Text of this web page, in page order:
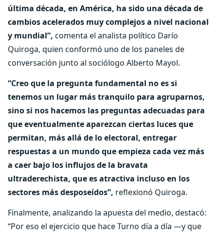
última década, en América, ha sido una década de
cambios acelerados muy complejos a nivel nacional
y mundial”, comenta el analista político Darío
Quiroga, quien conformó uno de los paneles de
conversación junto al sociólogo Alberto Mayol.
“Creo que la pregunta fundamental no es si
tenemos un lugar más tranquilo para agruparnos,
sino si nos hacemos las preguntas adecuadas para
que eventualmente aparezcan ciertas luces que
permitan, más allá de lo electoral, entregar
respuestas a un mundo que empieza cada vez más
a caer bajo los influjos de la bravata
ultraderechista, que es atractiva incluso en los
sectores más desposeídos”, reflexionó Quiroga.
Finalmente, analizando la apuesta del medio, destacó:
“Por eso el ejercicio que hace Turno día a día —y que